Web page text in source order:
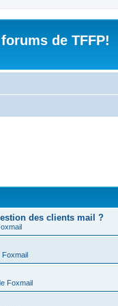
de TFFP!
des clients mail ?
Foxmail
Foxmail